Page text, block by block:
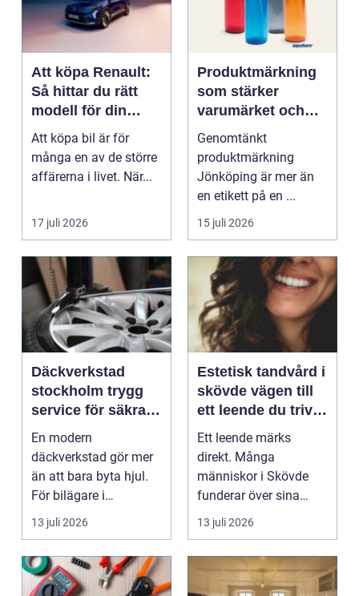
Att köpa Renault:
Så hittar du rätt
modell för din
vardag
Att köpa bil är för
många en av de större
affärerna i livet. När...
17 juli 2026
Produktmärkning
som stärker
varumärket och
förenklar vardagen
Genomtänkt
produktmärkning
Jönköping är mer än
en etikett på en ...
15 juli 2026
Däckverkstad
stockholm trygg
service för säkra
mil året runt
En modern
däckverkstad gör mer
än att bara byta hjul.
För bilägare i
Stockholm handlar
valet av däck...
13 juli 2026
Estetisk tandvård i
skövde vägen till
ett leende du trivs
med
Ett leende märks
direkt. Många
människor i Skövde
funderar över sina
tänder, men skjuter
upp att gör...
13 juli 2026